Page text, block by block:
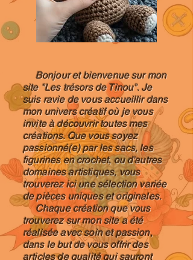
Bonjour et bienvenue sur mon
site "Les trésors de Tinou". Je
suis ravie de vous accueillir dans
mon univers créatif où je vous
invite à découvrir toutes mes
créations. Que vous soyez
passionné(e) par les sacs, les
figurines en crochet, ou d'autres
domaines artistiques, vous
trouverez ici une sélection variée
de pièces uniques et originales.
Chaque création que vous
trouverez sur mon site a été
réalisée avec soin et passion,
dans le but de vous offrir des
articles de qualité qui sauront